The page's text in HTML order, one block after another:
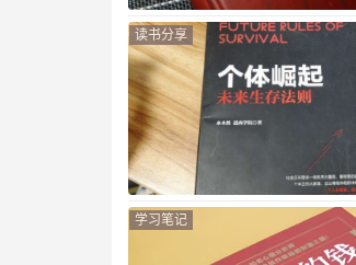
读书分享
学习笔记